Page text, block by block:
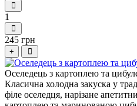
1
245 грн
+
Оселедець з картоплею та
Класична холодна закуска у
філе оселедця, нарізане